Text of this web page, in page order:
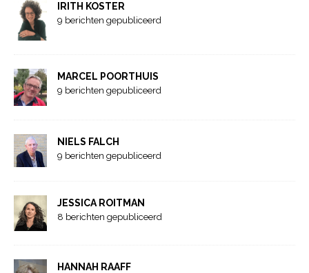
IRITH KOSTER
9 berichten gepubliceerd
MARCEL POORTHUIS
9 berichten gepubliceerd
NIELS FALCH
9 berichten gepubliceerd
JESSICA ROITMAN
8 berichten gepubliceerd
HANNAH RAAFF